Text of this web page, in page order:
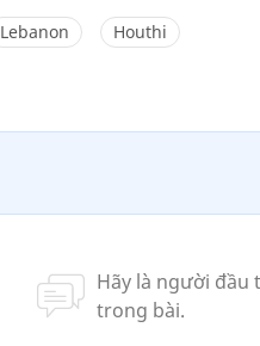
Lebanon Houthi